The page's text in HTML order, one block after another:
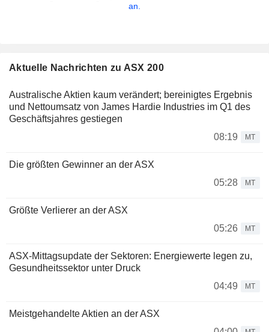
an.
Aktuelle Nachrichten zu ASX 200
Australische Aktien kaum verändert; bereinigtes Ergebnis
und Nettoumsatz von James Hardie Industries im Q1 des
Geschäftsjahres gestiegen
08:19
MT
Die größten Gewinner an der ASX
05:28
MT
Größte Verlierer an der ASX
05:26
MT
ASX-Mittagsupdate der Sektoren: Energiewerte legen zu,
Gesundheitssektor unter Druck
04:49
MT
Meistgehandelte Aktien an der ASX